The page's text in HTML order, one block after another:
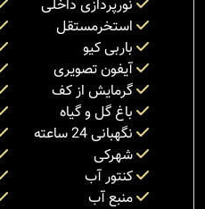
نورپردازی داخلی
استخرمستقل
باربی کیو
آیفون تصویری
گرمایش از کف
باغ گل و گیاه
نگهبانی 24 ساعته
شهرکی
کنتور آب
منبع آب